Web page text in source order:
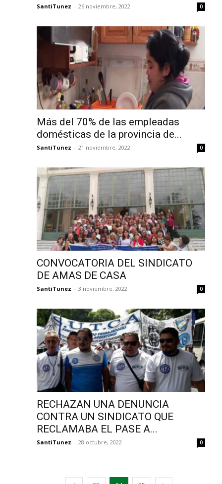
SantiTunez - 26 noviembre, 2022 0
Más del 70% de las empleadas
domésticas de la provincia de...
SantiTunez - 21 noviembre, 2022 0
CONVOCATORIA DEL SINDICATO
DE AMAS DE CASA
SantiTunez - 3 noviembre, 2022 0
RECHAZAN UNA DENUNCIA
CONTRA UN SINDICATO QUE
RECLAMABA EL PASE A...
SantiTunez - 28 octubre, 2022 0